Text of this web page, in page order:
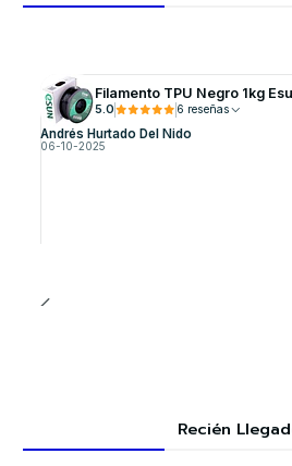
Filamento TPU Negro 1kg
5.0 6 reseñas
Andrés Hurtado Del Nido
06-10-2025
Recién